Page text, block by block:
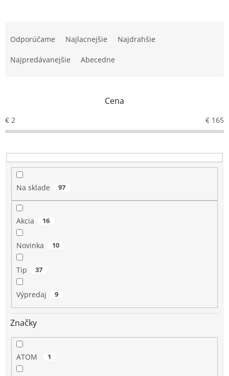
r
o
u
k
Odporúčame Najlacnejšie Najdrahšie
Najpredávanejšie Abecedne
Cena
€ 2 € 165
Na sklade 97
Akcia 16
Novinka 10
Tip 37
Výpredaj 9
Značky
ATOM 1